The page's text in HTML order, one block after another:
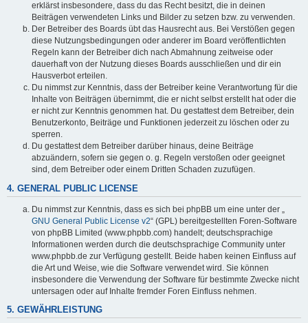
erklärst insbesondere, dass du das Recht besitzt, die in deinen
Beiträgen verwendeten Links und Bilder zu setzen bzw. zu verwenden.
Der Betreiber des Boards übt das Hausrecht aus. Bei Verstößen gegen
diese Nutzungsbedingungen oder anderer im Board veröffentlichten
Regeln kann der Betreiber dich nach Abmahnung zeitweise oder
dauerhaft von der Nutzung dieses Boards ausschließen und dir ein
Hausverbot erteilen.
Du nimmst zur Kenntnis, dass der Betreiber keine Verantwortung für die
Inhalte von Beiträgen übernimmt, die er nicht selbst erstellt hat oder die
er nicht zur Kenntnis genommen hat. Du gestattest dem Betreiber, dein
Benutzerkonto, Beiträge und Funktionen jederzeit zu löschen oder zu
sperren.
Du gestattest dem Betreiber darüber hinaus, deine Beiträge
abzuändern, sofern sie gegen o. g. Regeln verstoßen oder geeignet
sind, dem Betreiber oder einem Dritten Schaden zuzufügen.
4. GENERAL PUBLIC LICENSE
Du nimmst zur Kenntnis, dass es sich bei phpBB um eine unter der „
GNU General Public License v2“ (GPL) bereitgestellten Foren-Software
von phpBB Limited (www.phpbb.com) handelt; deutschsprachige
Informationen werden durch die deutschsprachige Community unter
www.phpbb.de zur Verfügung gestellt. Beide haben keinen Einfluss auf
die Art und Weise, wie die Software verwendet wird. Sie können
insbesondere die Verwendung der Software für bestimmte Zwecke nicht
untersagen oder auf Inhalte fremder Foren Einfluss nehmen.
5. GEWÄHRLEISTUNG